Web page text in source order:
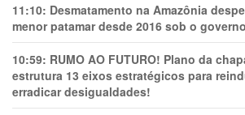
11:10: Desmatamento na Amazônia
menor patamar desde 2016 sob o
10:59: RUMO AO FUTURO! Plano da
estrutura 13 eixos estratégicos para
erradicar desigualdades!